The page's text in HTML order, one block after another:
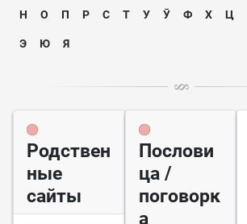
Н О П Р С Т У Ӯ Ф Х Ц
Э Ю Я
Родствен
ные
сайты
Послови
ца /
поговорк
а